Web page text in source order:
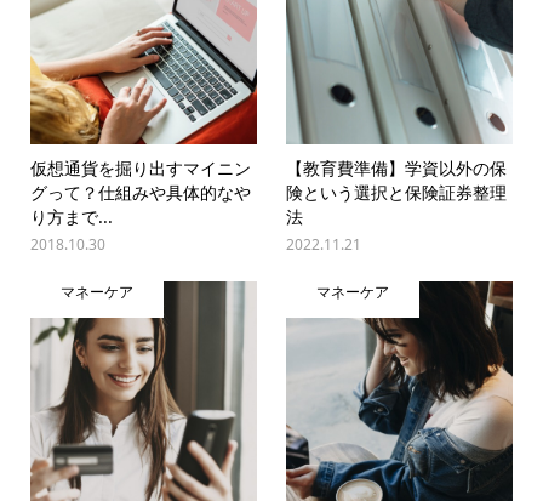
仮想通貨を掘り出すマイニン
グって？仕組みや具体的なや
り方まで...
2018.10.30
【教育費準備】学資以外の保
険という選択と保険証券整理
法
2022.11.21
マネーケア マネーケア